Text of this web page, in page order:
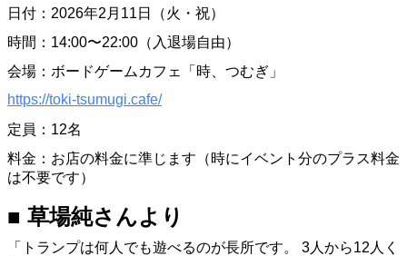
日付：2026年2月11日（火・祝）
時間：14:00〜22:00（入退場自由）
会場：ボードゲームカフェ「時、つむぎ」
https://toki-tsumugi.cafe/
定員：12名
料金：お店の料金に準じます（時にイベント分のプラス料金
は不要です）
■ 草場純さんより
「トランプは何人でも遊べるのが長所です。 3人から12人く